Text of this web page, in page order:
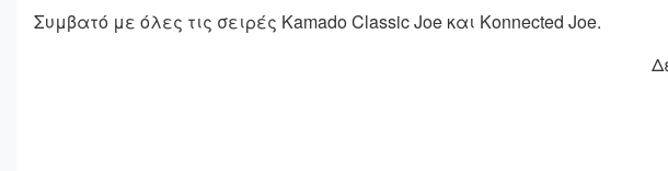
Συμβατό με όλες τις σειρές Kamado Classic Joe και Konnected Joe.